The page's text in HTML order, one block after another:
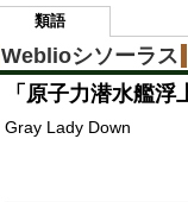
類語
Weblioシソーラス
「 原子力潜水艦浮
Gray Lady Down